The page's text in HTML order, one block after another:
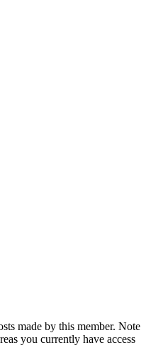
made by this member. Note
you currently have access